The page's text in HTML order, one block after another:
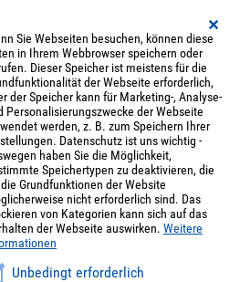
Sie Webseiten besuchen, können diese
in Ihrem Webbrowser speichern oder
Dieser Speicher ist meistens für die
der Webseite erforderlich,
der Speicher kann für Marketing-, Analyse-
Personalisierungszwecke der Webseite
werden, z. B. zum Speichern Ihrer
Datenschutz ist uns wichtig -
haben Sie die Möglichkeit,
Speichertypen zu deaktivieren, die
Grundfunktionen der Website
nicht erforderlich sind. Das
von Kategorien kann sich auf das
der Webseite auswirken. Weitere
Unbedingt erforderlich